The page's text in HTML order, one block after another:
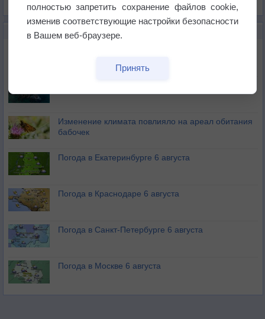
Список всех карт
НОВОЕ О ПОГОДЕ
Изменение климата повлияло на ареал обитания
бабочек
Погода в Екатеринбурге 6 августа
Погода в Краснодаре 6 августа
Погода в Санкт-Петербурге 6 августа
Погода в Москве 6 августа
полностью запретить сохранение файлов cookie,
изменив соответствующие настройки безопасности
в Вашем веб-браузере.
Принять